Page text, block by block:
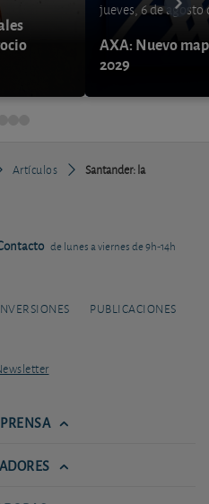
jueves, 6 de agosto
AXA: Nuevo
2029
Artículos
Santander: la
de lunes a viernes de 9h-14h
PUBLICACIONES